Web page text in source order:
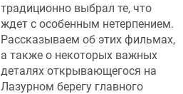
традиционно выбрал те, что
ждет с особенным нетерпением.
Рассказываем об этих фильмах,
а также о некоторых важных
деталях открывающегося на
Лазурном берегу главного